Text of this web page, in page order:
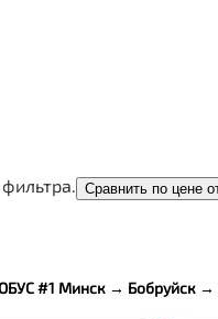
Сравнить по цене
#1 Минск → Бобруйск